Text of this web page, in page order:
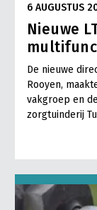
6 AUGUSTUS
Nieuwe
De nieuwe
Rooyen,
vakgroep en
zorgtuinderij